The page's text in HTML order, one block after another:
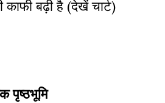
बढ़ी है (देखें चार्ट)
पृष्ठभूमि